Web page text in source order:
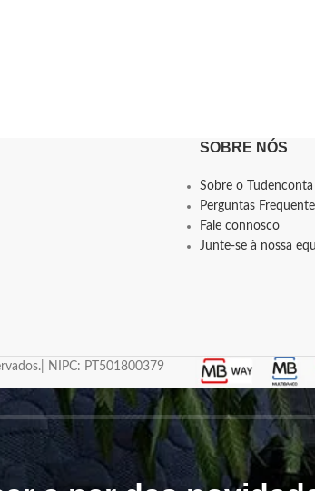
SOBRE NÓS
Sobre o Tudenconta
Perguntas
Fale connosco
Junte-se à nossa
NIPC: PT501800379